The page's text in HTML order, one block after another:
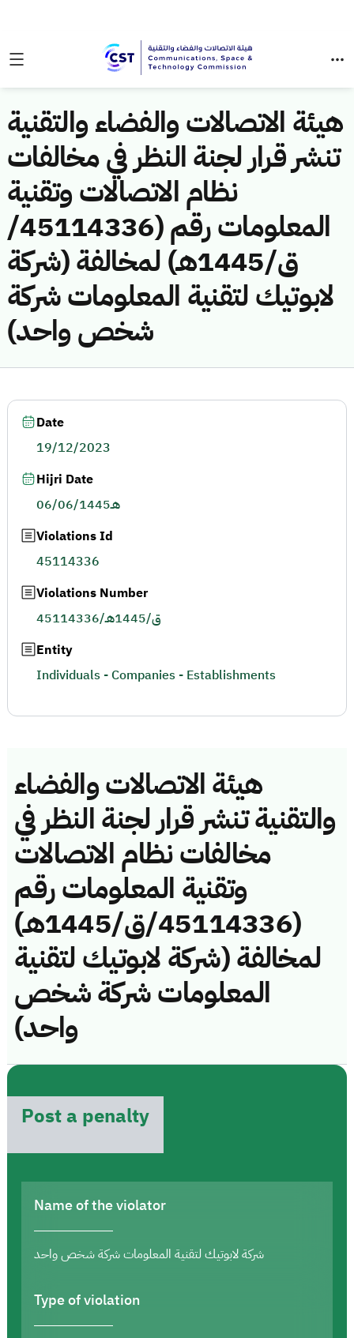
هيئة الاتصالات والفضاء والتقنية
تنشر قرار لجنة النظر في مخالفات
نظام الاتصالات وتقنية
المعلومات رقم (45114336/
ق/1445هـ) لمخالفة (شركة
لابوتيك لتقنية المعلومات شركة
شخص واحد)
هيئة الاتصالات والفضاء
والتقنية تنشر قرار لجنة النظر في
مخالفات نظام الاتصالات
وتقنية المعلومات رقم
(45114336/ق/1445هـ)
لمخالفة (شركة لابوتيك لتقنية
المعلومات شركة شخص
واحد)
Post a penalty
Name of the violator
شركة لابوتيك لتقنية المعلومات شركة شخص واحد
Type of violation
Date
19/12/2023
Hijri Date
06/06/1445هـ
Violations Id
45114336
Violations Number
45114336/ق/1445هـ
Entity
Individuals - Companies - Establishments